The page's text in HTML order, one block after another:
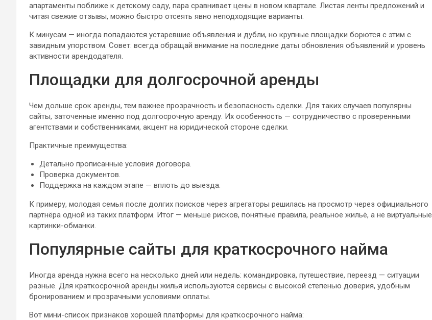
апартаменты поближе к детскому саду, пара сравнивает цены в новом квартале. Листая ленты предложений и
читая свежие отзывы, можно быстро отсеять явно неподходящие варианты.
К минусам — иногда попадаются устаревшие объявления и дубли, но крупные площадки борются с этим с
завидным упорством. Совет: всегда обращай внимание на последние даты обновления объявлений и уровень
активности арендодателя.
Площадки для долгосрочной аренды
Чем дольше срок аренды, тем важнее прозрачность и безопасность сделки. Для таких случаев популярны
сайты, заточенные именно под долгосрочную аренду. Их особенность — сотрудничество с проверенными
агентствами и собственниками, акцент на юридической стороне сделки.
Практичные преимущества:
Детально прописанные условия договора.
Проверка документов.
Поддержка на каждом этапе — вплоть до выезда.
К примеру, молодая семья после долгих поисков через агрегаторы решилась на просмотр через официального
партнёра одной из таких платформ. Итог — меньше рисков, понятные правила, реальное жильё, а не виртуальные
картинки-обманки.
Популярные сайты для краткосрочного найма
Иногда аренда нужна всего на несколько дней или недель: командировка, путешествие, переезд — ситуации
разные. Для краткосрочной аренды жилья используются сервисы с высокой степенью доверия, удобным
бронированием и прозрачными условиями оплаты.
Вот мини-список признаков хорошей платформы для краткосрочного найма: